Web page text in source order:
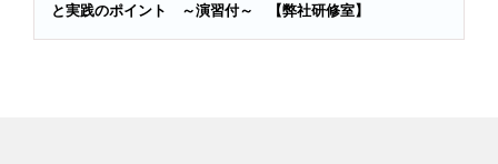
と実践のポイント ～演習付～ 【弊社研修室】